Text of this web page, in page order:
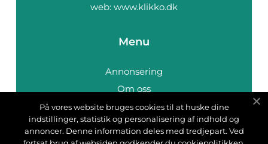
web: www.klikko.dk
Menu
Annonsering
Om oss
Cookies
Kontakta oss
Sitemap
På vores website bruges cookies til at huske dine
indstillinger, statistik og personalisering af indhold og
annoncer. Denne information deles med tredjepart. Ved